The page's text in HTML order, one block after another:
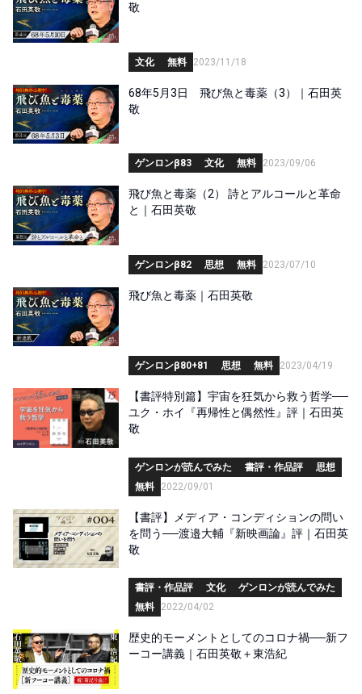
敬
文化 無料 2023/11/18
68年5月3日 飛び魚と毒薬（3）｜石田英
敬
ゲンロンβ83 文化 無料 2023/09/06
飛び魚と毒薬（2） 詩とアルコールと革命
と｜石田英敬
ゲンロンβ82 思想 無料 2023/07/10
飛び魚と毒薬｜石田英敬
ゲンロンβ80+81 思想 無料 2023/04/19
【書評特別篇】宇宙を狂気から救う哲学──
ユク・ホイ『再帰性と偶然性』評｜石田英
敬
ゲンロンが読んでみた 書評・作品評
思想
無料
2022/09/01
【書評】メディア・コンディションの問い
を問う──渡邉大輔『新映画論』評｜石田英
敬
書評・作品評 文化
ゲンロンが読んでみた
無料
2022/04/02
歴史的モーメントとしてのコロナ禍──新フ
ーコー講義｜石田英敬＋東浩紀